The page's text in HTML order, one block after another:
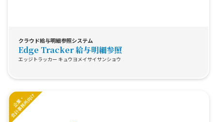
クラウド給与明細参照システム
Edge Tracker 給与明細参照
エッジトラッカー キュウヨメイサイサンショウ